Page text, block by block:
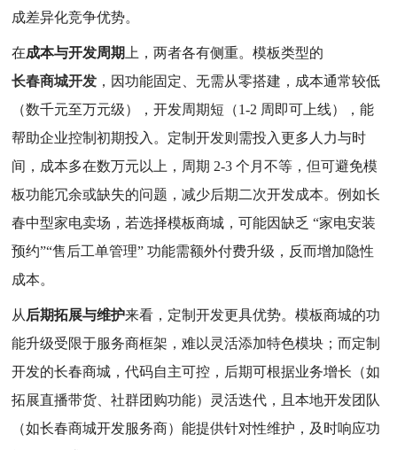
成差异化竞争优势。
在成本与开发周期 上，两者各有侧重。模板类型的
长春商城开发 ，因功能固定、无需从零搭建，成本通常较低
（数千元至万元级），开发周期短（1-2 周即可上线），能
帮助企业控制初期投入。定制开发则需投入更多人力与时
间，成本多在数万元以上，周期 2-3 个月不等，但可避免模
板功能冗余或缺失的问题，减少后期二次开发成本。例如长
春中型家电卖场，若选择模板商城，可能因缺乏 “家电安装
预约”“售后工单管理” 功能需额外付费升级，反而增加隐性
成本。
从 后期拓展与维护来看，定制开发更具优势。模板商城的功
能升级受限于服务商框架，难以灵活添加特色模块；而定制
开发的长春商城，代码自主可控，后期可根据业务增长（如
拓展直播带货、社群团购功能）灵活迭代，且本地开发团队
（如长春商城开发服务商）能提供针对性维护，及时响应功